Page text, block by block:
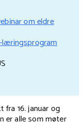
om eldre
læringsprogram
16. januar og
er alle som møter